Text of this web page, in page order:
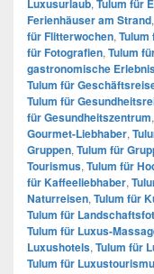
Luxusurlaub Tulum für
Ferienhäuser am Strand,
für Flitterwochen, Tulum
für Fotografien, Tulum
gastronomische
Tulum für
Tulum für
für Gesundheitszentrum,
Gourmet-Liebhaber,
Gruppen, Tulum für
Tourismus, Tulum für
für Kaffeeliebhaber,
Naturreisen, Tulum für
Tulum für
Tulum für Luxus-
Luxushotels, Tulum für
Tulum für